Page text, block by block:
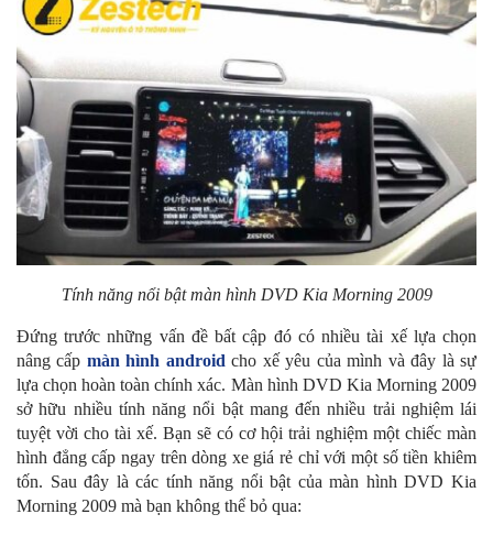
Tính năng nổi bật màn hình DVD Kia Morning 2009
Đứng trước những vấn đề bất cập đó có nhiều tài xế lựa chọn
nâng cấp màn hình android cho xế yêu của mình và đây là sự
lựa chọn hoàn toàn chính xác. Màn hình DVD Kia Morning 2009
sở hữu nhiều tính năng nổi bật mang đến nhiều trải nghiệm lái
tuyệt vời cho tài xế. Bạn sẽ có cơ hội trải nghiệm một chiếc màn
hình đẳng cấp ngay trên dòng xe giá rẻ chỉ với một số tiền khiêm
tốn. Sau đây là các tính năng nổi bật của màn hình DVD Kia
Morning 2009 mà bạn không thể bỏ qua: